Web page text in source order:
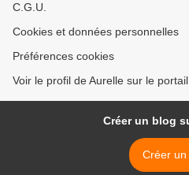
C.G.U.
Cookies et données personnelles
Préférences cookies
Voir le profil de Aurelle sur le
Créer un blog
Créer un